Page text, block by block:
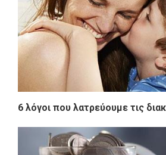
6 λόγοι που λατρεύουμε τις